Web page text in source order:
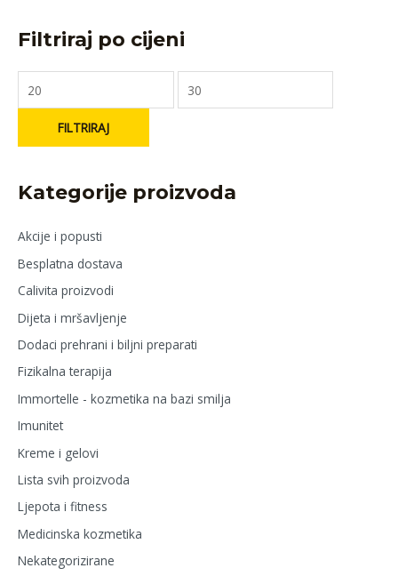
Filtriraj po cijeni
FILTRIRAJ
Kategorije proizvoda
Akcije i popusti
Besplatna dostava
Calivita proizvodi
Dijeta i mršavljenje
Dodaci prehrani i biljni preparati
Fizikalna terapija
Immortelle - kozmetika na bazi smilja
Imunitet
Kreme i gelovi
Lista svih proizvoda
Ljepota i fitness
Medicinska kozmetika
Nekategorizirane